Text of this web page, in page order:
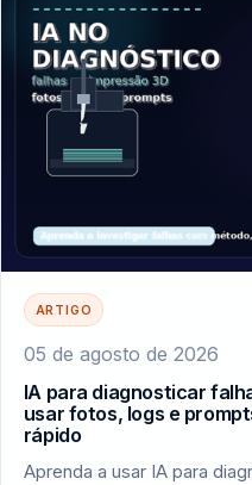
ARTIGO
05 de agosto de 2026
IA para diagnosticar
usar fotos, logs e
rápido
Aprenda a usar IA para